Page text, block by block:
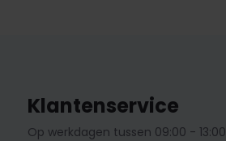
Klantenservice
Op werkdagen tussen 09:00 - 13:00